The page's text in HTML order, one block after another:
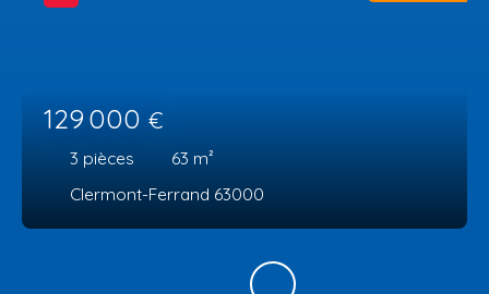
129 000 €
3 pièces 63 m²
Clermont-Ferrand 63000